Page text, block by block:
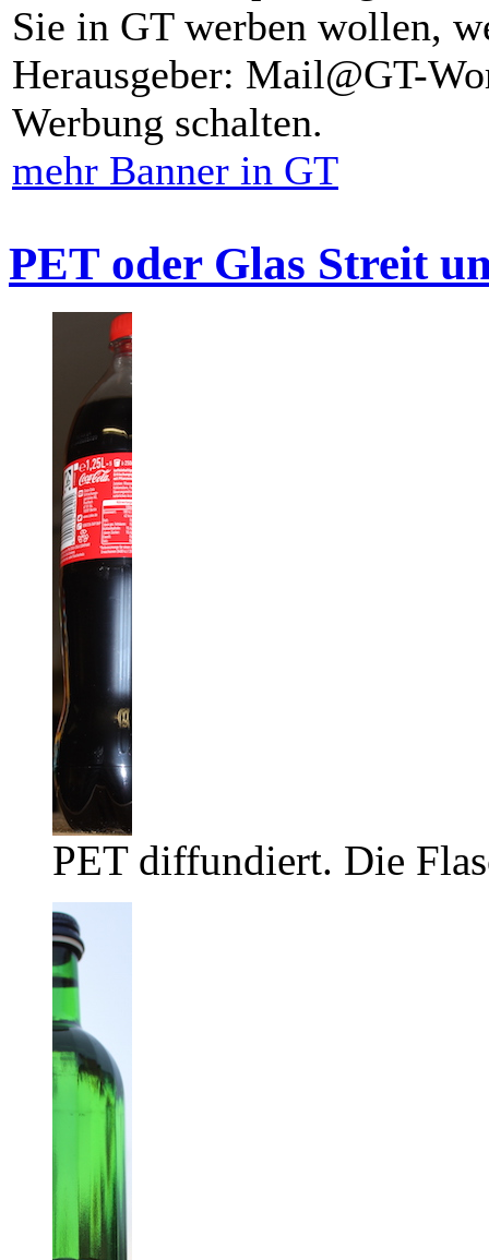
Sie in GT werben wollen,
Herausgeber: Mail@GT-
Werbung schalten.
mehr Banner in GT
PET oder Glas Streit
PET diffundiert. Die